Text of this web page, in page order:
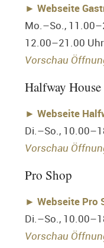
►Webseite
Mo.–So.,
12.00–21.00 Uhr
Vorschau
Halfway House
►Webseite
Di.–So.,
Vorschau
Pro Shop
►Webseite Pro
Di.–So.,
Vorschau